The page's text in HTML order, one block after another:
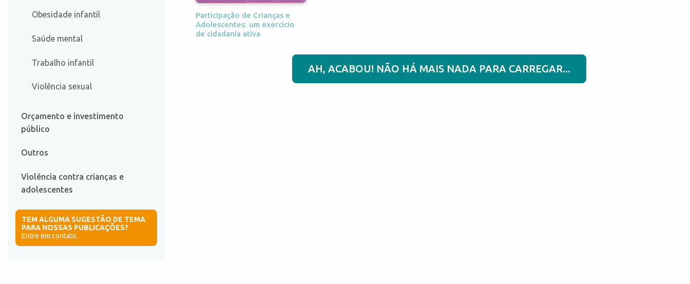
Participação de Crianças e
Adolescentes: um exercício
de cidadania ativa
AH, ACABOU! NÃO HÁ MAIS NADA PARA CARREGAR...
Obesidade infantil
Saúde mental
Trabalho infantil
Violência sexual
Orçamento e investimento
público
Outros
Violência contra crianças e
adolescentes
TEM ALGUMA SUGESTÃO DE TEMA
PARA NOSSAS PUBLICAÇÕES?
Entre em contato.